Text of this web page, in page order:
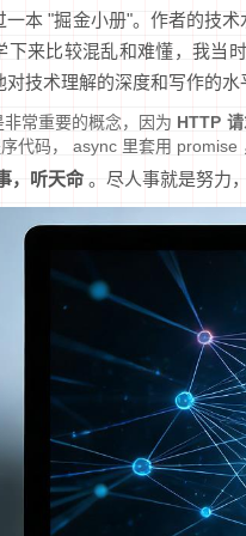
一本 "掘金小册"。作者的技
下来比较混乱和难懂，我当
技术理解的深度和写作的水
非常重要的概念，因为 HTTP
代码， async 里套用 promise
，听天命 。尽人事就是努力